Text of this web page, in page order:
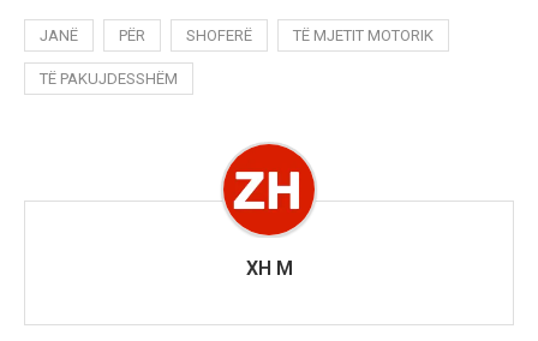
JANË PËR SHOFERË TË MJETIT MOTORIK
TË PAKUJDESSHËM
XH M